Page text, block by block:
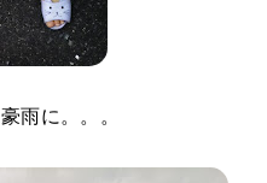
雨に。。。